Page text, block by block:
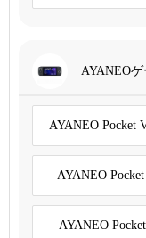
AYANEO
AYANEO Pocket
AYANEO Pocket
AYANEO